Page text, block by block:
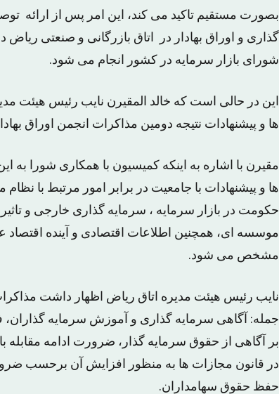
بصورت مستقیم تاکید می کند، این امر پس از ارائه
گذاری و اوراق بهادار در اتاق بازرگانی و صنعتی
شورای بازار سرمایه در کشور انجام می شود.
این در حالی است که خالد المقیرن نایب رئیس هیئت
ها و پیشنهادات نتیجه دومین مذاکرات انجمن اوراق
مقیرن با اشاره به اینکه کمیسیون با همکاری شورا به
ها و پیشنهادات با جامعیت در برابر امور مرتبط با
حکومت در بازار سرمایه ، سرمایه گذاری خارجی و
موسسه ای، همچنین اطلاعات اقتصادی و آینده اقتصاد
مشخص می شود.
نایب رئیس هیئت مدیره اتاق ریاض اظهار داشت
جمله: آگاهی سرمایه گذاری و آموزش سرمایه
بر آگاهی از حقوق سرمایه گذار، ضرورت ادامه مقابله
در قانون مجازات ها به منظور افزایش آن برحسب
حفظ حقوق سهامداران.